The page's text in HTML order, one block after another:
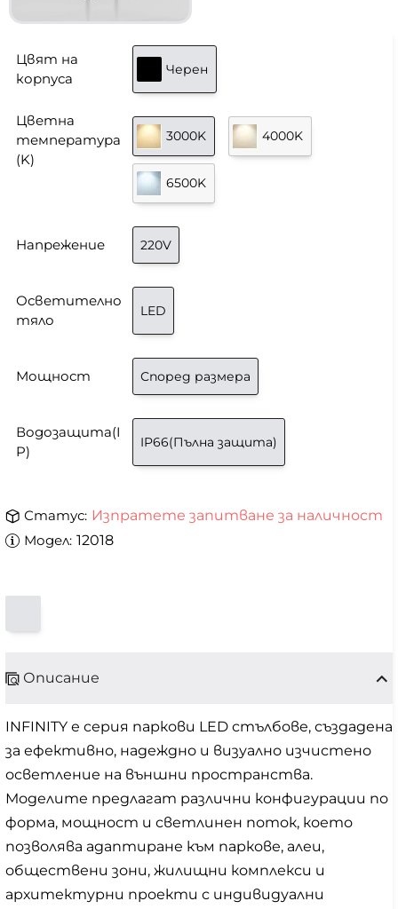
Статус: Изпратете запитване за наличност
Модел: 12018
Цвят на
корпуса
Черен
Цветна
температура
(K)
3000K 4000K
6500K
Напрежение 220V
Осветително
тяло
LED
Мощност Според размера
Водозащита(I
P)
IP66(Пълна защита)
Описание
INFINITY е серия паркови LED стълбове, създадена
за ефективно, надеждно и визуално изчистено
осветление на външни пространства.
Моделите предлагат различни конфигурации по
форма, мощност и светлинен поток, което
позволява адаптиране към паркове, алеи,
обществени зони, жилищни комплекси и
архитектурни проекти с индивидуални